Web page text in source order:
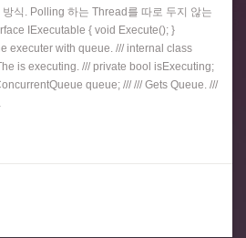
식. Polling 하는 Thread를 따로 두지 않는
IExecutable { void Execute(); }
executer with queue. /// internal class
is executing. /// private bool isExecuting;
queue; /// /// Gets Queue. ///